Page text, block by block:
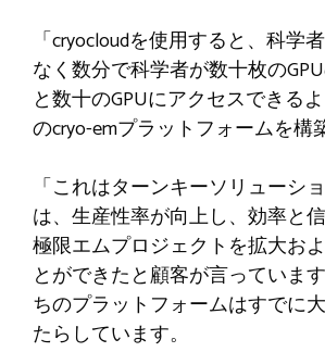
「cryocloudを使用すると、科学
なく数分で科学者が数十枚の
と数十のGPUにアクセスできる
のcryo-emプラットフォームを構
「これはターンキーソリューシ
は、生産性率が向上し、効率と
極限エムプロジェクトを拡大お
とができたと顧客が言っていま
ちのプラットフォームはすでに
たらしています。